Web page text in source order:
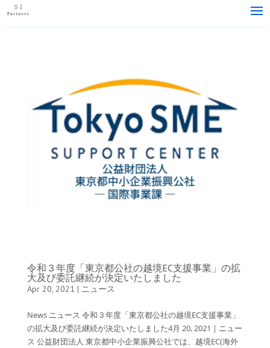
令和３年度「東京都公社の越境EC支援事業」の拡
大及び委託継続が決定いたしました
Apr 20, 2021 | ニュース
News ニュース 令和３年度「東京都公社の越境EC支援事業」
の拡大及び委託継続が決定いたしました4月 20, 2021 | ニュー
ス 公益財団法人 東京都中小企業振興公社では、越境EC(海外